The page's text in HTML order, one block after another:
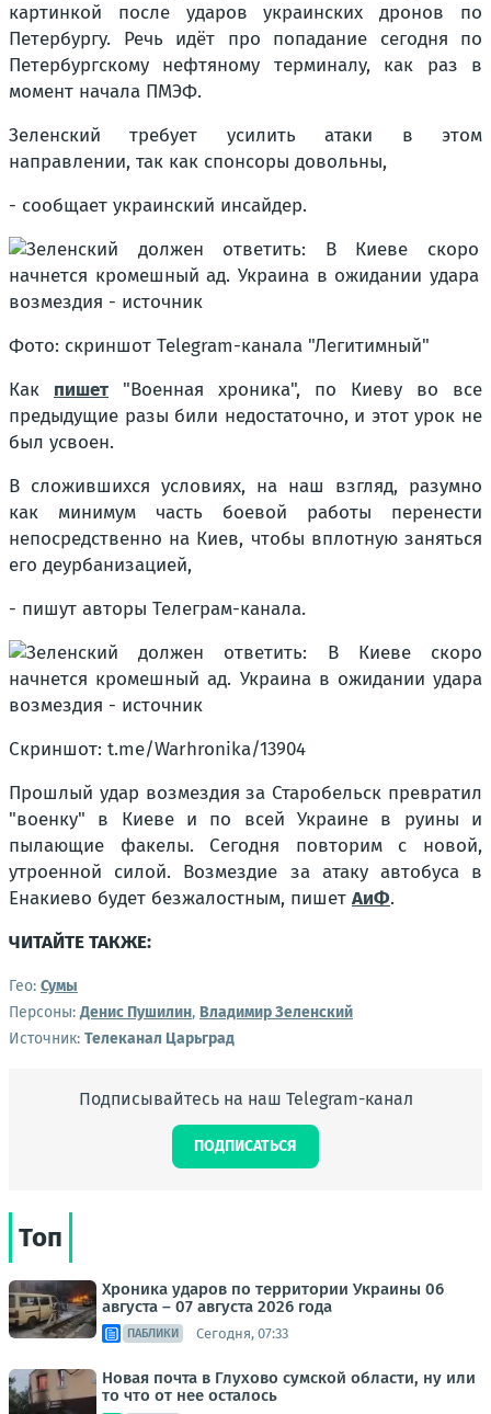
картинкой после ударов украинских дронов по
Петербургу. Речь идёт про попадание сегодня по
Петербургскому нефтяному терминалу, как раз в
момент начала ПМЭФ.
Зеленский требует усилить атаки в этом
направлении, так как спонсоры довольны,
- сообщает украинский инсайдер.
Фото: скриншот Telegram-канала "Легитимный"
Как пишет "Военная хроника", по Киеву во все
предыдущие разы били недостаточно, и этот урок не
был усвоен.
В сложившихся условиях, на наш взгляд, разумно
как минимум часть боевой работы перенести
непосредственно на Киев, чтобы вплотную заняться
его деурбанизацией,
- пишут авторы Телеграм-канала.
Скриншот: t.me/Warhronika/13904
Прошлый удар возмездия за Старобельск превратил
"военку" в Киеве и по всей Украине в руины и
пылающие факелы. Сегодня повторим с новой,
утроенной силой. Возмездие за атаку автобуса в
Енакиево будет безжалостным, пишет АиФ.
ЧИТАЙТЕ ТАКЖЕ:
Гео: Сумы
Персоны: Денис Пушилин, Владимир Зеленский
Источник: Телеканал Царьград
Подписывайтесь на наш Telegram-канал
ПОДПИСАТЬСЯ
Топ
Хроника ударов по территории Украины 06
августа – 07 августа 2026 года
ПАБЛИКИ Сегодня, 07:33
Новая почта в Глухово сумской области, ну или
то что от нее осталось